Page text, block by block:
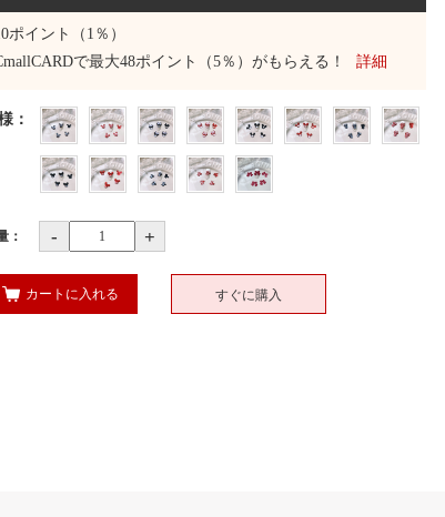
ポイント（1％）
で最大48ポイント（5％）がもらえる！ 詳細
：
： - +
カートに入れる すぐに購入